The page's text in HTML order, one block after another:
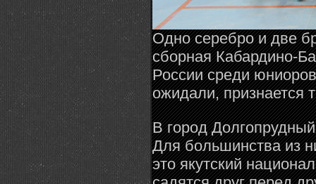
Одно серебро и две
сборная Кабардино-
России среди
ожидали, признается
В город
Для большинства из
это якутский